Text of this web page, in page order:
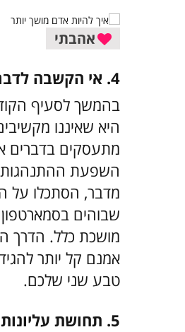
אהבתי
4. אי הקשבה לדברי האחר
בהמשך לסעיף
היא שאיננו
מתעסקים בדברים
השפעת ההתנהגות
מדבר, הסתכלו על
שבוהים
מושכת כלל. הדרך
אמנם קל יותר
טבע שני שלכם.
5. תחושת עליונות כלפי אחרים